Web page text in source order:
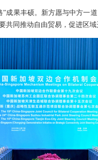
成果丰硕。新方愿与中方一
同推动自由贸易，促进区域